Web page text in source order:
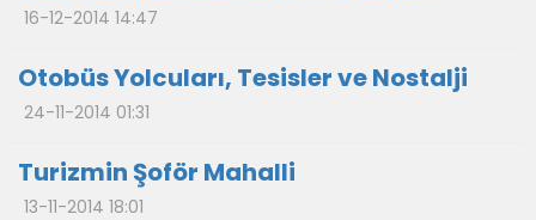
16-12-2014 14:47
Otobüs Yolcuları, Tesisler ve Nostalji
24-11-2014 01:31
Turizmin Şoför Mahalli
13-11-2014 18:01